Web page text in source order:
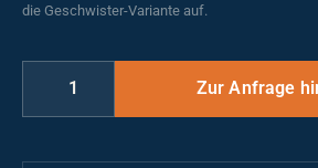
die Geschwister-Variante auf.